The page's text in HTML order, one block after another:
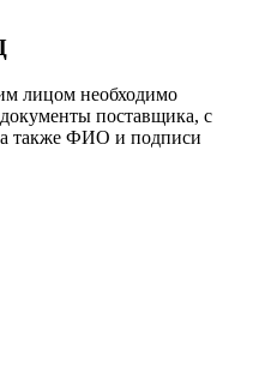
лицом необходимо
поставщика, с
а также ФИО и подписи